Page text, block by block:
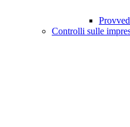
Controlli sulle